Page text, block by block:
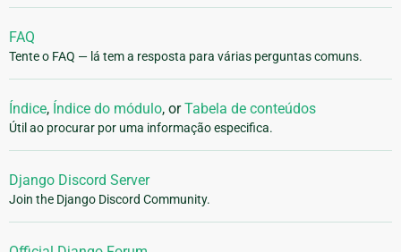
FAQ
Tente o FAQ — lá tem a resposta para várias perguntas comuns.
Índice, Índice do módulo, orTabela de conteúdos
Útil ao procurar por uma informação especifica.
Django Discord Server
Join the Django Discord Community.